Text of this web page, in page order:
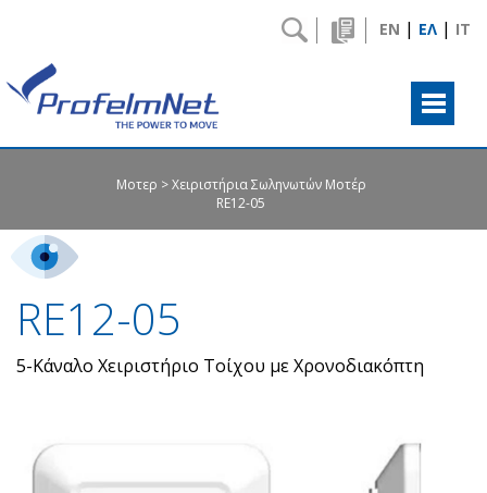
Μοτερ
Χειριστήρια Σωληνωτών Μοτέρ
RE12-05
RE12-05
5-Κάναλο Χειριστήριο Τοίχου με Χρονοδιακόπτη
EN | ΕΛ | IT